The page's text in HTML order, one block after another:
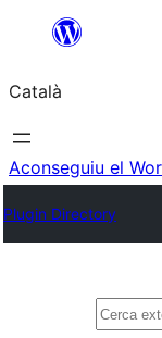
contingut
Català
Aconseguiu el
Plugin Directory
Cerca